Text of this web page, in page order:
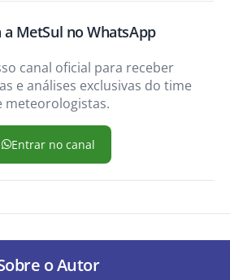
a MetSul no WhatsApp
canal oficial para receber
e análises exclusivas do time
meteorologistas.
Entrar no canal
o Autor